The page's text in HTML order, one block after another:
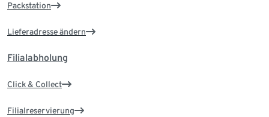
Packstation
Lieferadresse ändern
Filialabholung
Click & Collect
Filialreservierung